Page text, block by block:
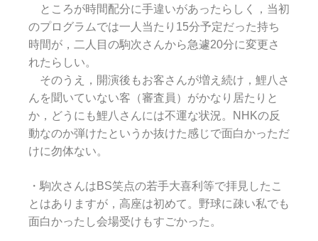
ところが時間配分に手違いがあったらしく，当初
のプログラムでは一人当たり15分予定だった持ち
時間が，二人目の駒次さんから急遽20分に変更さ
れたらしい。
そのうえ，開演後もお客さんが増え続け，鯉八さ
んを聞いていない客（審査員）がかなり居たりと
か，どうにも鯉八さんには不運な状況。NHKの反
動なのか弾けたというか抜けた感じで面白かっただ
けに勿体ない。
・駒次さんはBS笑点の若手大喜利等で拝見したこ
とはありますが，高座は初めて。野球に疎い私でも
面白かったし会場受けもすごかった。